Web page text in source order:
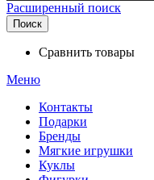
Расширенный поиск
Поиск
Сравнить товары
Меню
Контакты
Подарки
Бренды
Мягкие игрушки
Куклы